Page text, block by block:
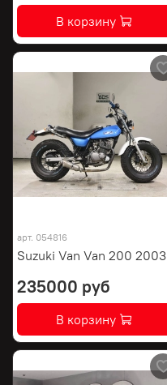
В корзину
арт. 054816
Suzuki Van Van 200 2003
235000 руб
В корзину